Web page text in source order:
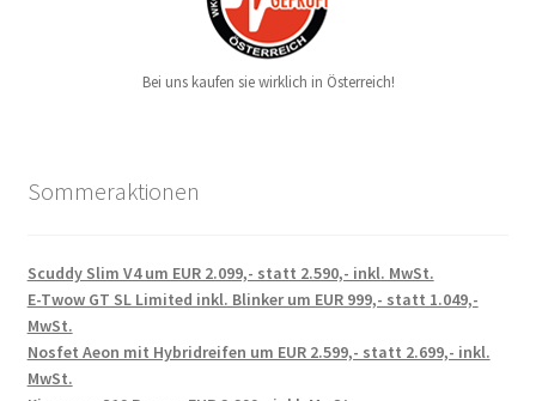
Bei uns kaufen sie wirklich in Österreich!
Sommeraktionen
Scuddy Slim V4 um EUR 2.099,- statt 2.590,- inkl. MwSt.
E-Twow GT SL Limited inkl. Blinker um EUR 999,- statt 1.049,-
MwSt.
Nosfet Aeon mit Hybridreifen um EUR 2.599,- statt 2.699,- inkl.
MwSt.